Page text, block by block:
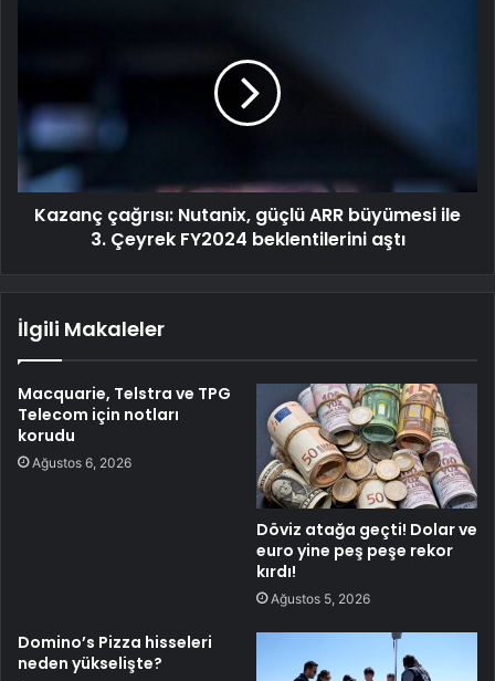
Kazanç çağrısı: Nutanix, güçlü ARR büyümesi ile
3. Çeyrek FY2024 beklentilerini aştı
İlgili Makaleler
Macquarie, Telstra ve TPG
Telecom için notları
korudu
Ağustos 6, 2026
Döviz atağa geçti! Dolar ve
euro yine peş peşe rekor
kırdı!
Ağustos 5, 2026
Domino’s Pizza hisseleri
neden yükselişte?